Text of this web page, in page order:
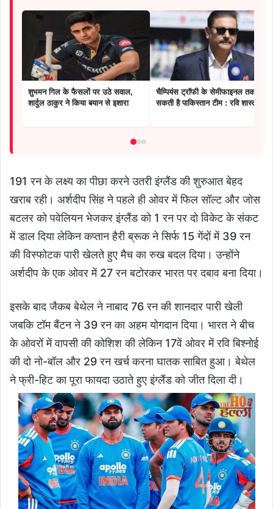
शुभमन गिल के फैसलों पर उठे सवाल,
शार्दुल ठाकुर ने किया बयान से इशारा
चैम्पियंस ट्रॉफी के सेमीफाइनल तक पहुंच
सकती है पाकिस्तान टीम : रवि शास्त्री
191 रन के लक्ष्य का पीछा करने उतरी इंग्लैंड की शुरुआत बेहद
खराब रही। अर्शदीप सिंह ने पहले ही ओवर में फिल सॉल्ट और जोस
बटलर को पवेलियन भेजकर इंग्लैंड को 1 रन पर दो विकेट के संकट
में डाल दिया लेकिन कप्तान हैरी ब्रूक ने सिर्फ 15 गेंदों में 39 रन
की विस्फोटक पारी खेलते हुए मैच का रुख बदल दिया। उन्होंने
अर्शदीप के एक ओवर में 27 रन बटोरकर भारत पर दबाव बना दिया।
इसके बाद जैकब बेथेल ने नाबाद 76 रन की शानदार पारी खेली
जबकि टॉम बैंटन ने 39 रन का अहम योगदान दिया। भारत ने बीच
के ओवरों में वापसी की कोशिश की लेकिन 17वें ओवर में रवि बिश्नोई
की दो नो-बॉल और 29 रन खर्च करना घातक साबित हुआ। बेथेल
ने फ्री-हिट का पूरा फायदा उठाते हुए इंग्लैंड को जीत दिला दी।